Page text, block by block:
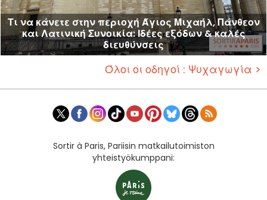
Τι να κάνετε στην περιοχή Άγιος Μιχαήλ, Πάνθεον
και Λατινική Συνοικία: Ιδέες εξόδων & καλές
διευθύνσεις
Όλοι οι οδηγοί : Ψυχαγωγία >
Sortir à Paris, Pariisin matkailutoimiston
yhteistyökumppani: